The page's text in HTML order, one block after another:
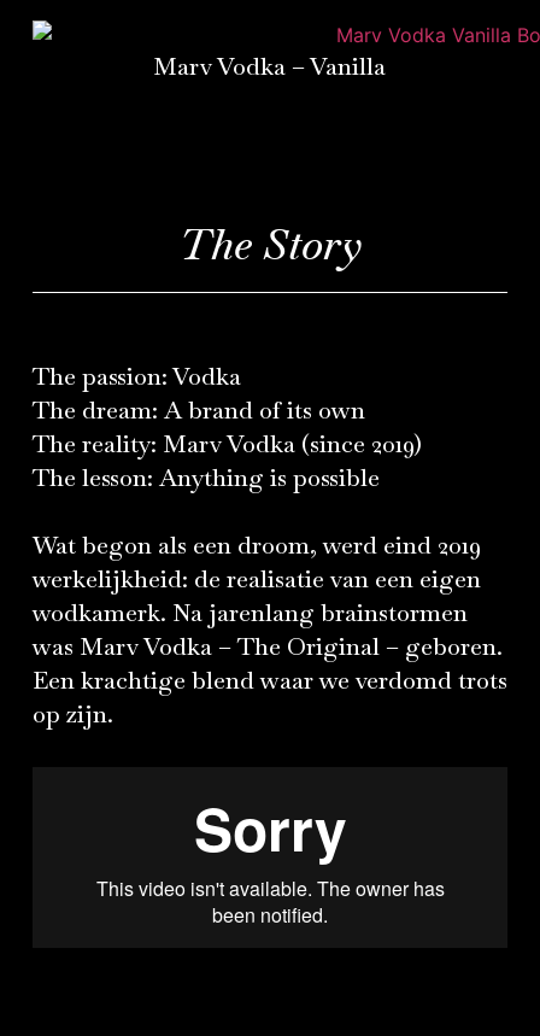
Marv Vodka – Vanilla
The Story
The passion: Vodka
The dream: A brand of its own
The reality: Marv Vodka (since 2019)
The lesson: Anything is possible
Wat begon als een droom, werd eind 2019
werkelijkheid: de realisatie van een eigen
wodkamerk. Na jarenlang brainstormen
was Marv Vodka – The Original – geboren.
Een krachtige blend waar we verdomd trots
op zijn.